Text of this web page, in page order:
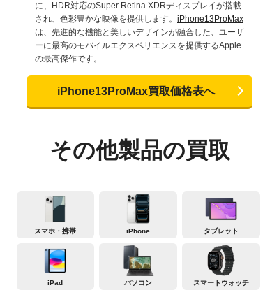
に、HDR対応のSuper Retina XDRディスプレイが搭載
され、色彩豊かな映像を提供します。 iPhone13ProMax
は、先進的な機能と美しいデザインが融合した、ユーザ
ーに最高のモバイルエクスペリエンスを提供するApple
の最高傑作です。
iPhone13ProMax買取価格表へ
その他製品の買取
スマホ・携帯 iPhone タブレット
iPad パソコン スマートウォッチ